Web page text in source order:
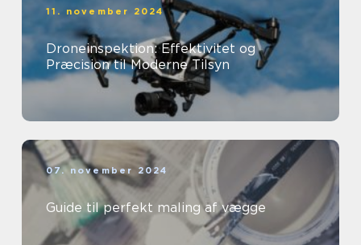
11. november 2024
Droneinspektion: Effektivitet og
Præcision til Moderne Tilsyn
07. november 2024
Guide til perfekt maling af vægge